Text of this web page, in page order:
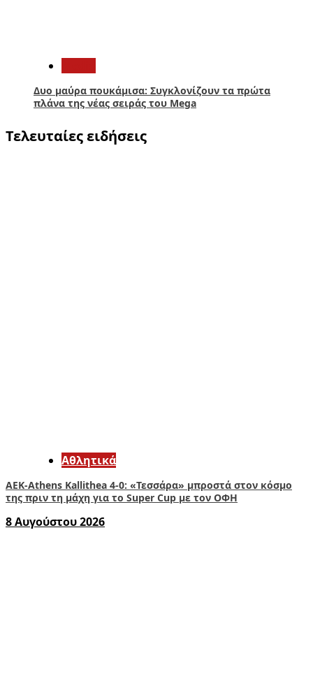
Δυο μαύρα πουκάμισα: Συγκλονίζουν τα πρώτα
πλάνα της νέας σειράς του Mega
Τελευταίες ειδήσεις
Αθλητικά
ΑΕΚ-Athens Kallithea 4-0: «Τεσσάρα» μπροστά στον κόσμο
της πριν τη μάχη για το Super Cup με τον ΟΦΗ
8 Αυγούστου 2026